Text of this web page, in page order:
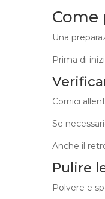
Come
Una
Prima di
Cornici
Se
Anche il
Pulire
Polvere e